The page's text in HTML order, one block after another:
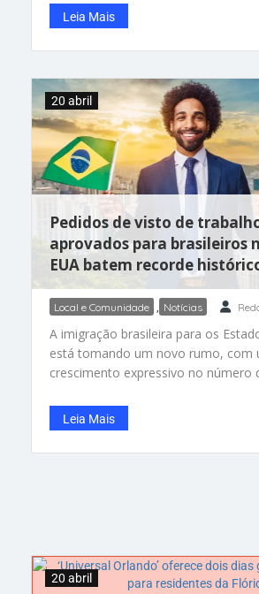
denunciam os trabalhos de
responsável pelos transtornos Da
insatisfação de moradores do
Leia Mais
Pedidos de visto de
aprovados para brasileiros
EUA batem recorde
20 abril
Local e Comunidade , Notícias
A imigração brasileira para os
está tomando um novo rumo, com
crescimento expressivo no número
qualificados. Em 2023, observou-
de 20% em relação ao ano
mais de dois mil vistos. Este
Leia Mais
20 abril